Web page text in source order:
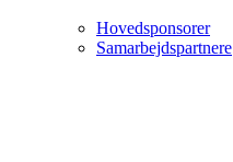
Hovedsponsorer
Samarbejdspartnere